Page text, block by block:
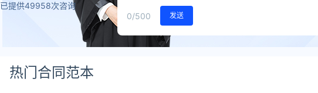
已提供49958次咨询
0/500 发送
热门合同范本